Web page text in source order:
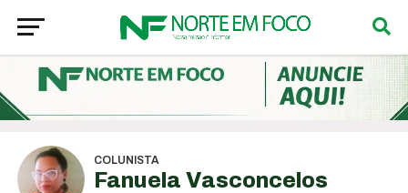
COLUNISTA
Fanuela Vasconcelos